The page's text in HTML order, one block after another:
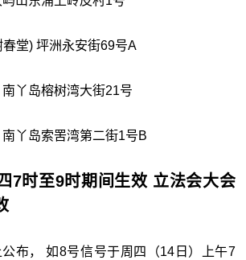
堂) 坪洲永安街69号A
丫岛榕树湾大街21号
丫岛索罟湾第二街1号B
7时至9时期间生效 立法会大会
布， 如8号信号于周四（14日）上午7